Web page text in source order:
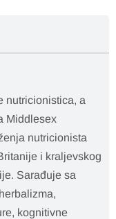
nutricionistica, a
Middlesex
nutricionista
i kraljevskog
Sarađuje sa
kognitivne